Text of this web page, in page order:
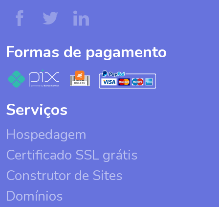
Formas de pagamento
Serviços
Hospedagem
Certificado SSL grátis
Construtor de Sites
Domínios